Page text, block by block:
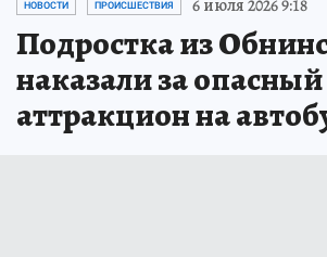
НОВОСТИ ПРОИСШЕСТВИЯ 6 июля 2026 9:18
Подростка из
наказали за опасный
аттракцион на